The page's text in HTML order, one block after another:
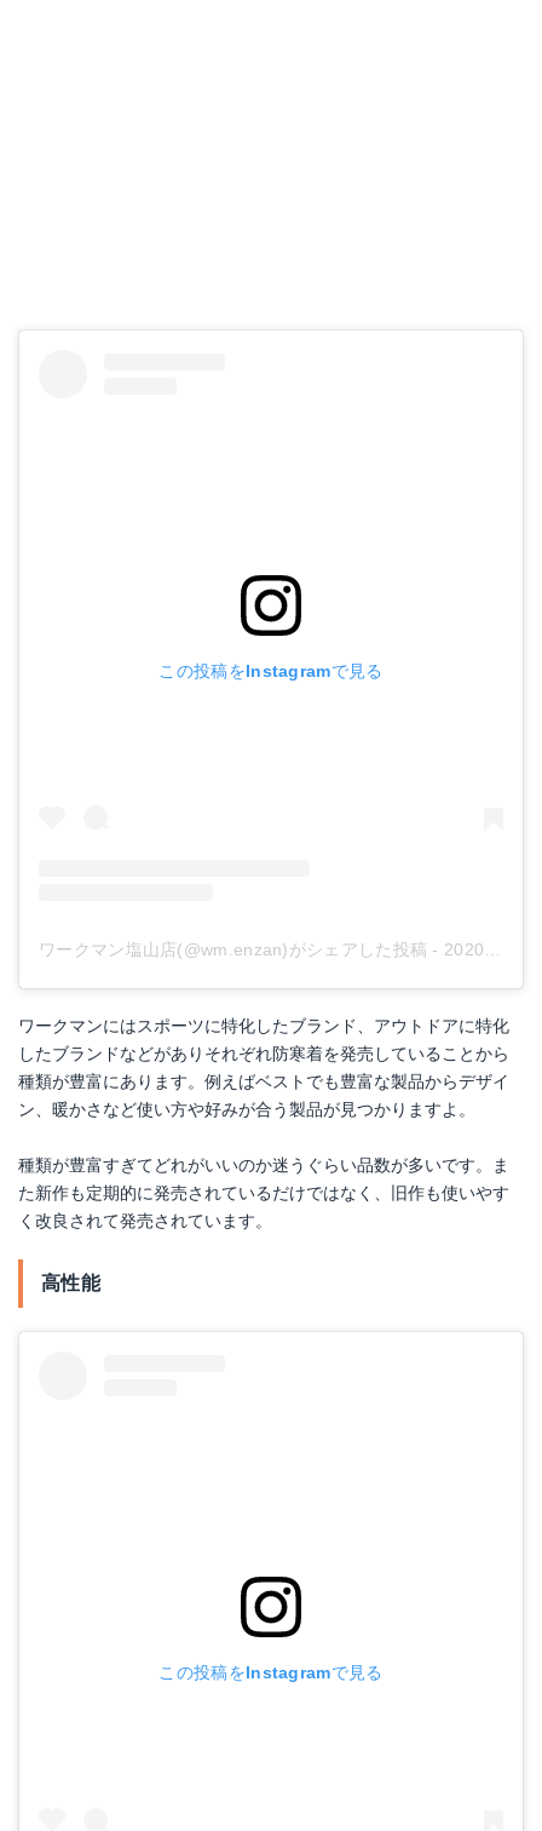
この投稿をInstagramで見る
ワークマン塩山店(@wm.enzan)がシェアした投稿 - 2020年11月月4日午後8時32分PST
ワークマンにはスポーツに特化したブランド、アウトドアに特化
したブランドなどがありそれぞれ防寒着を発売していることから
種類が豊富にあります。例えばベストでも豊富な製品からデザイ
ン、暖かさなど使い方や好みが合う製品が見つかりますよ。
種類が豊富すぎてどれがいいのか迷うぐらい品数が多いです。ま
た新作も定期的に発売されているだけではなく、旧作も使いやす
く改良されて発売されています。
高性能
この投稿をInstagramで見る